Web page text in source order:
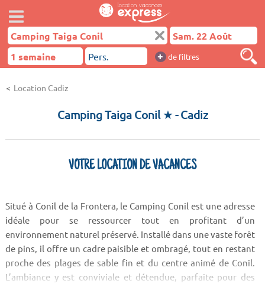
+ de filtres
Location Cadiz
Camping Taiga Conil ★- Cadiz
VOTRE LOCATION DE VACANCES
Situé à Conil de la Frontera, le Camping Conil est une adresse
idéale pour se ressourcer tout en profitant d’un
environnement naturel préservé. Installé dans une vaste forêt
de pins, il offre un cadre paisible et ombragé, tout en restant
proche des plages de sable fin et du centre animé de Conil.
L’ambiance y est conviviale et détendue, parfaite pour des